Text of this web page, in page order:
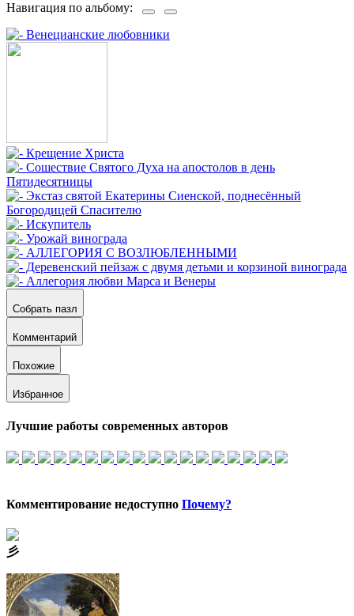
Навигация по альбому:
Собрать пазл
Комментарий
Похожие
Избранное
Лучшие работы современных авторов
Комментирование недоступно Почему?
⼺